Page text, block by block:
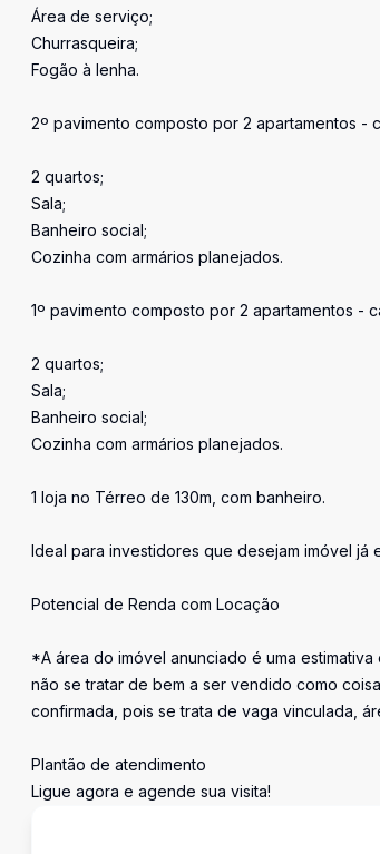
Área de serviço;
Churrasqueira;
Fogão à lenha.
2º pavimento composto por 2 apartamentos -
2 quartos;
Sala;
Banheiro social;
Cozinha com armários planejados.
1º pavimento composto por 2 apartamentos -
2 quartos;
Sala;
Banheiro social;
Cozinha com armários planejados.
1 loja no Térreo de 130m, com banheiro.
Ideal para investidores que desejam imóvel
Potencial de Renda com Locação
*A área do imóvel anunciado é uma
não se tratar de bem a ser vendido como
confirmada, pois se trata de vaga vinculada,
Plantão de atendimento
Ligue agora e agende sua visita!